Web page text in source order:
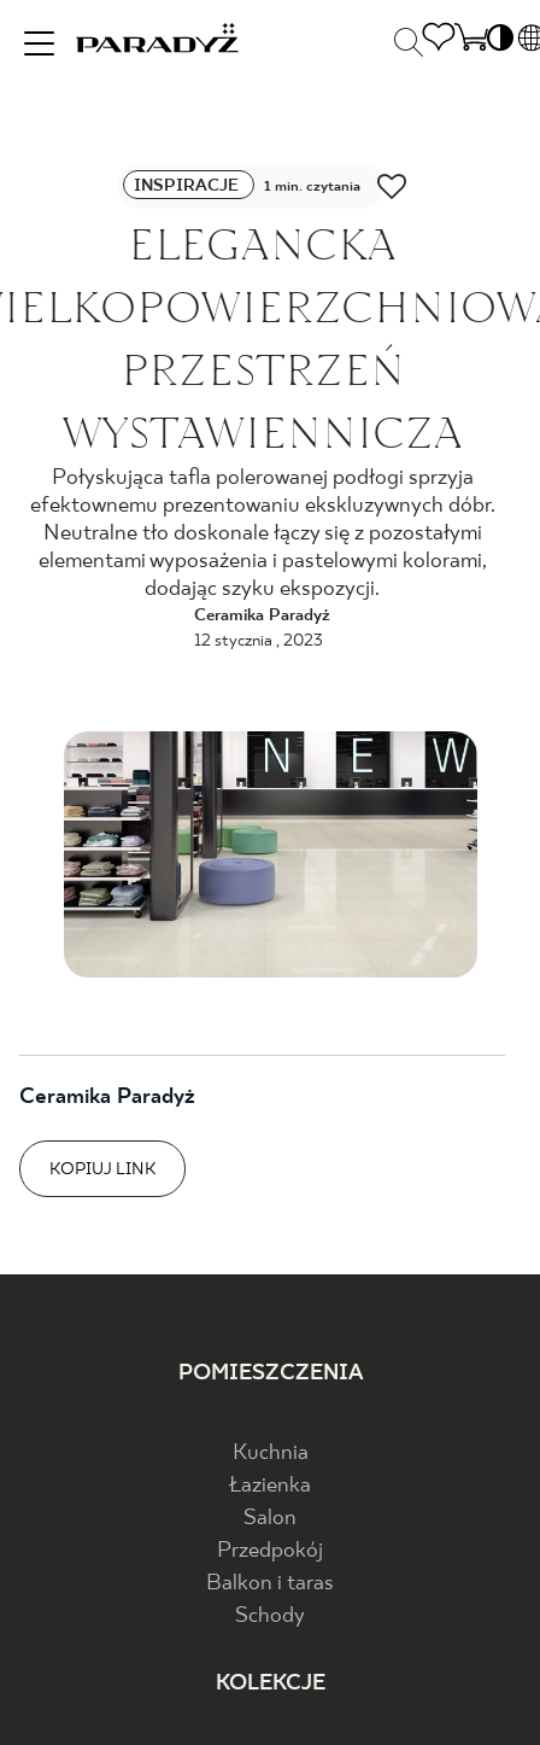
INSPIRACJE
PRODUKTY
KOLEKCJE
DLA BIZNESU
BLOG
GDZIE KUPIĆ
KARIERA
MÓJ PROFIL
INSPIRACJE 1 min. czytania
ELEGANCKA
PRZESTRZEŃ
WYSTAWIENNICZA
Połyskująca tafla polerowanej podłogi sprzyja
efektownemu prezentowaniu ekskluzywnych dóbr.
Neutralne tło doskonale łączy się z pozostałymi
elementami wyposażenia i pastelowymi kolorami,
dodając szyku ekspozycji.
Ceramika Paradyż
12 stycznia , 2023
Ceramika Paradyż
KOPIUJ LINK
POMIESZCZENIA
Kuchnia
Łazienka
Salon
Przedpokój
Balkon i taras
Schody
KOLEKCJE